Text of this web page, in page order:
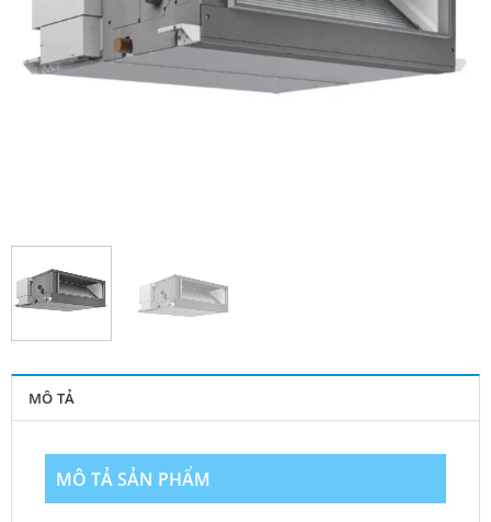
MÔ TẢ
MÔ TẢ SẢN PHẨM